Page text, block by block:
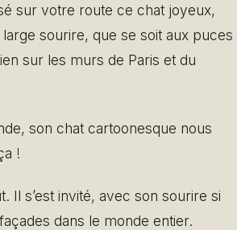
sur votre route ce chat joyeux,
sourire, que se soit aux puces
sur les murs de Paris et du
son chat cartoonesque nous
!
Il s’est invité, avec son sourire si
dans le monde entier.